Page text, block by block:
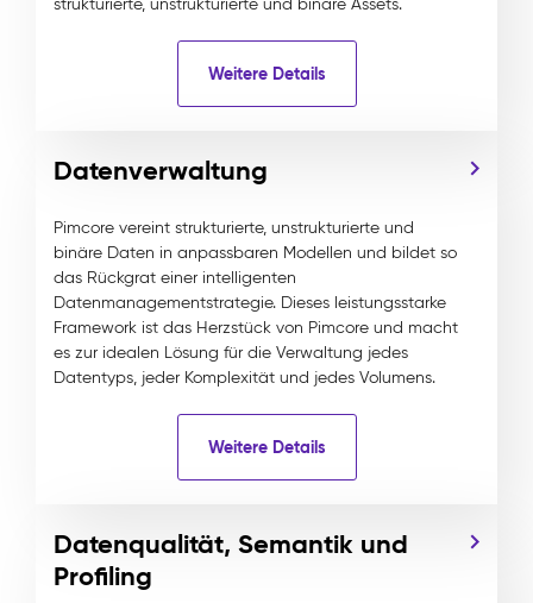
strukturierte, unstrukturierte und binäre Assets.
Weitere Details
Datenverwaltung
Pimcore vereint strukturierte, unstrukturierte und
binäre Daten in anpassbaren Modellen und bildet so
das Rückgrat einer intelligenten
Datenmanagementstrategie. Dieses leistungsstarke
Framework ist das Herzstück von Pimcore und macht
es zur idealen Lösung für die Verwaltung jedes
Datentyps, jeder Komplexität und jedes Volumens.
Weitere Details
Datenqualität, Semantik und
Profiling